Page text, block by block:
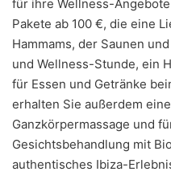
für ihre Wellness-
Pakete ab 100 €, die eine
Hammams, der Saunen
und Wellness-Stunde, ein
für Essen und Getränke
erhalten Sie außerdem
Ganzkörpermassage und
Gesichtsbehandlung mit
authentisches Ibiza-